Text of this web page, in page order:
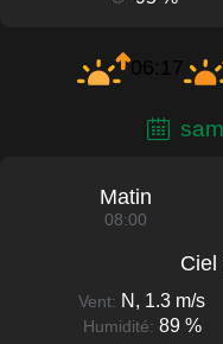
06:17
Matin
08:00
Ciel
Vent: N, 1.3 m/s
Humidité: 89 %